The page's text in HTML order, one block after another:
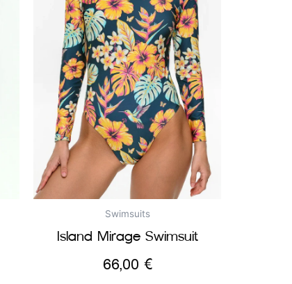
Swimsuits
Island Mirage Swimsuit
66,00 €